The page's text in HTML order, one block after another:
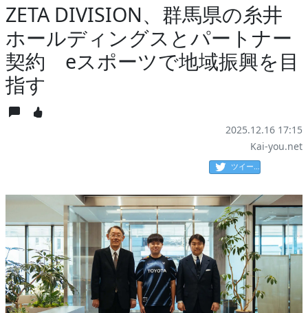
ZETA DIVISION、群馬県の糸井
ホールディングスとパートナー
契約 eスポーツで地域振興を目
指す
2025.12.16 17:15
Kai-you.net
ツイート